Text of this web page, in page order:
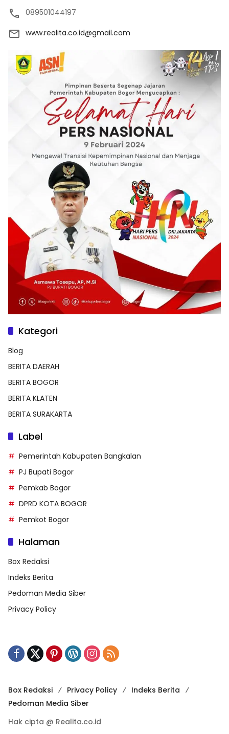
089501044197
www.realita.co.id@gmail.com
Kategori
Blog
BERITA DAERAH
BERITA BOGOR
BERITA KLATEN
BERITA SURAKARTA
Label
Pemerintah Kabupaten Bangkalan
PJ Bupati Bogor
Pemkab Bogor
DPRD KOTA BOGOR
Pemkot Bogor
Halaman
Box Redaksi
Indeks Berita
Pedoman Media Siber
Privacy Policy
Box Redaksi Privacy Policy
Indeks Berita
Pedoman Media Siber
Hak cipta @ Realita.co.id